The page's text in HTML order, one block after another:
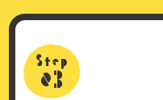
Step
03